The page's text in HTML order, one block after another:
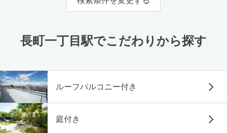
長町一丁目駅でこだわりから探す
ルーフバルコニー付き
庭付き